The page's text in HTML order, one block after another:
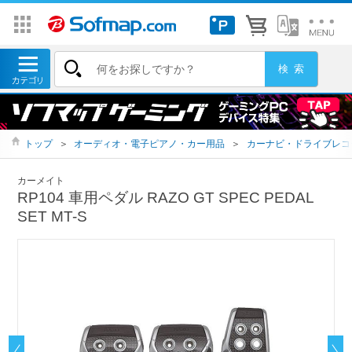
トップ ＞ オーディオ・電子ピアノ・カー用品 ＞ カーナビ・ドライブレ
カーメイト
RP104 車用ペダル RAZO GT SPEC PEDAL
SET MT-S